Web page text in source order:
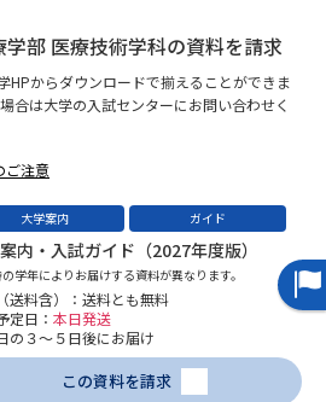
を調べる
実施プログラムから探す
備 資料検索
部 医療技術学科の資料を請求
HPからダウンロードで揃えることができま
合は大学の入試センターにお問い合わせく
ご注意
大学案内 ガイド
内・入試ガイド（2027年度版）
学年によりお届けする資料が異なります。
送料含）：送料とも無料
定日： 本日発送
の３～５日後にお届け
この資料を請求